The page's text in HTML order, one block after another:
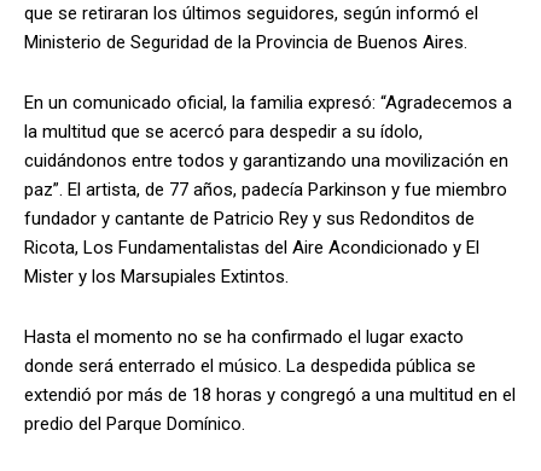
que se retiraran los últimos seguidores, según informó el
Ministerio de Seguridad de la Provincia de Buenos Aires.
En un comunicado oficial, la familia expresó: “Agradecemos a
la multitud que se acercó para despedir a su ídolo,
cuidándonos entre todos y garantizando una movilización en
paz”. El artista, de 77 años, padecía Parkinson y fue miembro
fundador y cantante de Patricio Rey y sus Redonditos de
Ricota, Los Fundamentalistas del Aire Acondicionado y El
Mister y los Marsupiales Extintos.
Hasta el momento no se ha confirmado el lugar exacto
donde será enterrado el músico. La despedida pública se
extendió por más de 18 horas y congregó a una multitud en el
predio del Parque Domínico.